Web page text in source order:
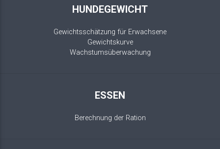
HUNDEGEWICHT
Gewichtsschätzung für Erwachsene
Gewichtskurve
Wachstumsüberwachung
ESSEN
Berechnung der Ration